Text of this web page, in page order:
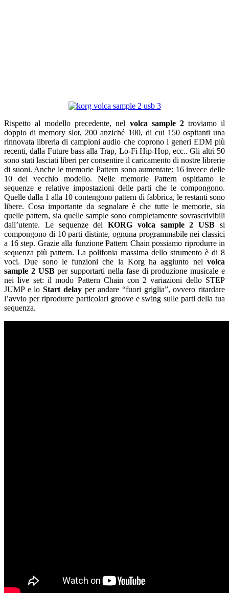
Rispetto al modello precedente, nel volca sample 2troviamo il
doppio di memory slot, 200 anziché 100, di cui 150 ospitanti una
rinnovata libreria di campioni audio che coprono i generi EDM più
recenti, dalla Future bass alla Trap, Lo-Fi Hip-Hop, ecc.. Gli altri 50
sono stati lasciati liberi per consentire il caricamento di nostre librerie
di suoni. Anche le memorie Pattern sono aumentate: 16 invece delle
10 del vecchio modello. Nelle memorie Pattern ospitiamo le
sequenze e relative impostazioni delle parti che le compongono.
Quelle dalla 1 alla 10 contengono pattern di fabbrica, le restanti sono
libere. Cosa importante da segnalare è che tutte le memorie, sia
quelle pattern, sia quelle sample sono completamente sovrascrivibili
dall’utente. Le sequenze delKORG volca sample 2 USB si
compongono di 10 parti distinte, ognuna programmabile nei classici
a 16 step. Grazie alla funzione Pattern Chain possiamo riprodurre in
sequenza più pattern. La polifonia massima dello strumento è di 8
voci. Due sono le funzioni che la Korg ha aggiunto nel volca
sample 2 USBper supportarti nella fase di produzione musicale e
nei live set: il modo Pattern Chain con 2 variazioni dello STEP
JUMP e loStart delayper andare “fuori griglia”, ovvero ritardare
l’avvio per riprodurre particolari groove e swing sulle parti della tua
sequenza.